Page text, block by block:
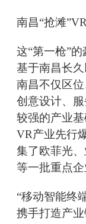
南昌“抢滩
这“第一枪”
基于南昌长久
南昌不仅区位
创意设计、
较强的产业
VR产业先行
集了欧菲光
等一批重点企
“移动智能终
携手打造产